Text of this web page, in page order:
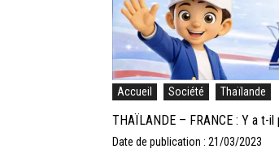
Accueil Société Thaïlande
THAÏLANDE – FRANCE : Y a t-
Date de publication : 21/03/2023